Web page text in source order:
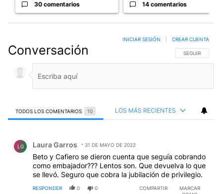
30 comentarios 14 comentarios
Conversación SIGA ESTA
SEGUIR
INICIAR SESIÓN CREAR CUENTA
TODOS LOS COMENTARIOS 10 LOS MÁS RECIENTES
LG Laura Garros 31 DE MAYO DE 2022
Beto y Cafiero se dieron cuenta que seguía cobrando
como embajador??? Lentos son. Que devuelva lo que
se llevó. Seguro que cobra la jubilación de privilegio.
RESPONDER 0 0 COMPARTIR
MARCAR